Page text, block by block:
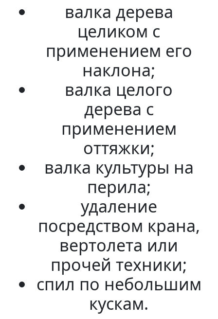
валка дерева
целиком с
применением его
наклона;
валка целого
дерева с
применением
оттяжки;
валка культуры на
перила;
удаление
посредством крана,
вертолета или
прочей техники;
спил по небольшим
кускам.